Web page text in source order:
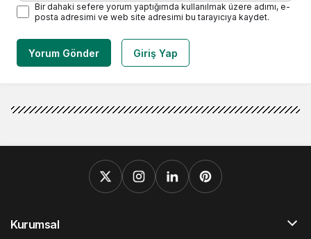
Bir dahaki sefere yorum yaptığımda kullanılmak üzere adımı, e-
posta adresimi ve web site adresimi bu tarayıcıya kaydet.
Yorum Gönder Giriş Yap
Kurumsal